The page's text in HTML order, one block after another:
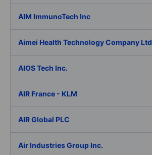
AIM ImmunoTech Inc
Aimei Health Technology Company Ltd
AIOS Tech Inc.
AIR France - KLM
AIR Global PLC
Air Industries Group Inc.